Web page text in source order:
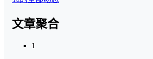
文章聚合
1